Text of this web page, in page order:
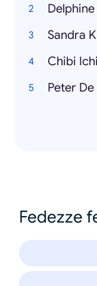
Sandra
Chibi
Peter
Fedezze